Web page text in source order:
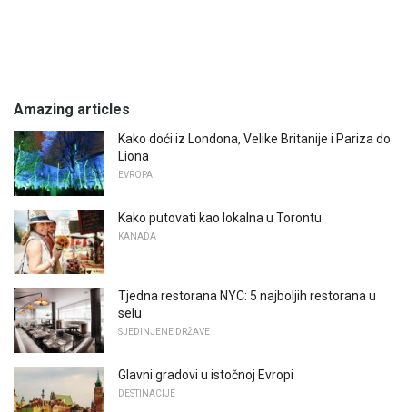
Amazing articles
Kako doći iz Londona, Velike Britanije i Pariza do
Liona
EVROPA
Kako putovati kao lokalna u Torontu
KANADA
Tjedna restorana NYC: 5 najboljih restorana u
selu
SJEDINJENE DRŽAVE
Glavni gradovi u istočnoj Evropi
DESTINACIJE